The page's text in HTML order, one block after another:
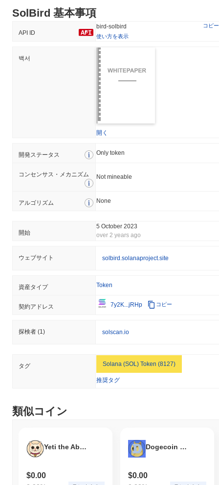
SolBird 基本事項
API ID
bird-solbird
コピー
使い方を表示
백서
開く
開発ステータス Only token
コンセンサス・メカニズム Not mineable
アルゴリズム None
開始
5 October 2023
over 2 years ago
ウェブサイト solbird.solanaproject.site
資産タイプ Token
契約アドレス 7y2K...jRHp コピー
探検者 (1) solscan.io
タグ Solana (SOL) Token (8127)
推奨タグ
類似コイン
Yeti the Abominable
$0.00
Dogecoin ETF
$0.00